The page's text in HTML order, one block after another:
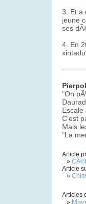
3. Et a
jeune
ses
4. En
"On
Escale
C'est
Mais
"La
Article
»
Article
»
Articles
»